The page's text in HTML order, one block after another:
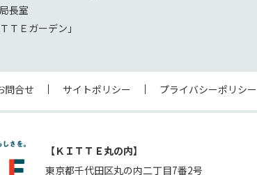
長室
ＴＥガーデン」
問合せ サイトポリシー プライバシーポリシー
【ＫＩＴＴＥ丸の内】
東京都千代田区丸の内二丁目7番2号